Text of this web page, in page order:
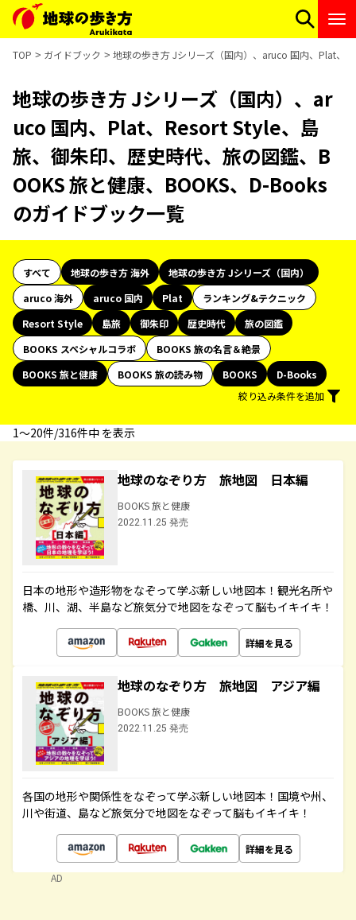
TOP ガイドブック 地球の歩き方 Jシリーズ（国内）、aruco 国内、Plat、
地球の歩き方 Jシリーズ（国内）、ar
uco 国内、Plat、Resort Style、島
旅、御朱印、歴史時代、旅の図鑑、B
OOKS 旅と健康、BOOKS、D-Books
のガイドブック一覧
すべて 地球の歩き方 海外
地球の歩き方 Jシリーズ（国内）
aruco 海外
aruco 国内 Plat
ランキング&テクニック
Resort Style
島旅 御朱印 歴史時代
旅の図鑑
BOOKS スペシャルコラボ
BOOKS 旅の名言＆絶景
BOOKS 旅と健康
BOOKS 旅の読み物 BOOKS
D-Books
絞り込み条件を追加
1〜20件/316件中 を表示
地球のなぞり方 旅地図 日本編
BOOKS 旅と健康
2022.11.25 発売
日本の地形や造形物をなぞって学ぶ新しい地図本！観光名所や
橋、川、湖、半島など旅気分で地図をなぞって脳もイキイキ！
詳細を見る
地球のなぞり方 旅地図 アジア編
BOOKS 旅と健康
2022.11.25 発売
各国の地形や関係性をなぞって学ぶ新しい地図本！国境や州、
川や街道、島など旅気分で地図をなぞって脳もイキイキ！
詳細を見る
AD